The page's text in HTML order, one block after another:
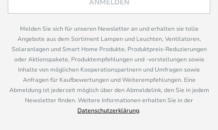
Melden Sie sich für unseren Newsletter an und erhalten sie tolle
Angebote aus dem Sortiment Lampen und Leuchten, Ventilatoren,
Solaranlagen und Smart Home Produkte, Produktpreis-Reduzierungen
oder Aktionspakete, Produktempfehlungen und -vorstellungen sowie
Inhalte von möglichen Kooperationspartnern und Umfragen sowie
Anfragen für Kaufbewertungen und Weiterempfehlungen. Eine
Abmeldung ist jederzeit möglich über den Abmeldelink, den Sie in jedem
Newsletter finden. Weitere Informationen erhalten Sie in der
Datenschutzerklärung.